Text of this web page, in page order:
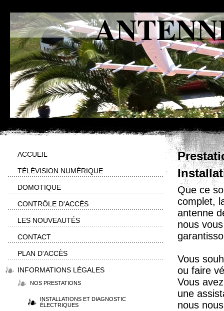
Que ce
complet,
antenne
nous
Vous
ou faire
Vous
une
nous
ACCUEIL
TÉLÉVISION NUMÉRIQUE
DOMOTIQUE
CONTRÔLE D'ACCÈS
LES NOUVEAUTÉS
CONTACT
PLAN D'ACCÈS
INFORMATIONS LÉGALES
NOS PRESTATIONS
INSTALLATIONS ET DIAGNOSTIC
ÉLECTRIQUES